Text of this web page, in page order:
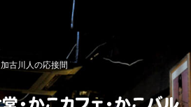
加古川人の応接間